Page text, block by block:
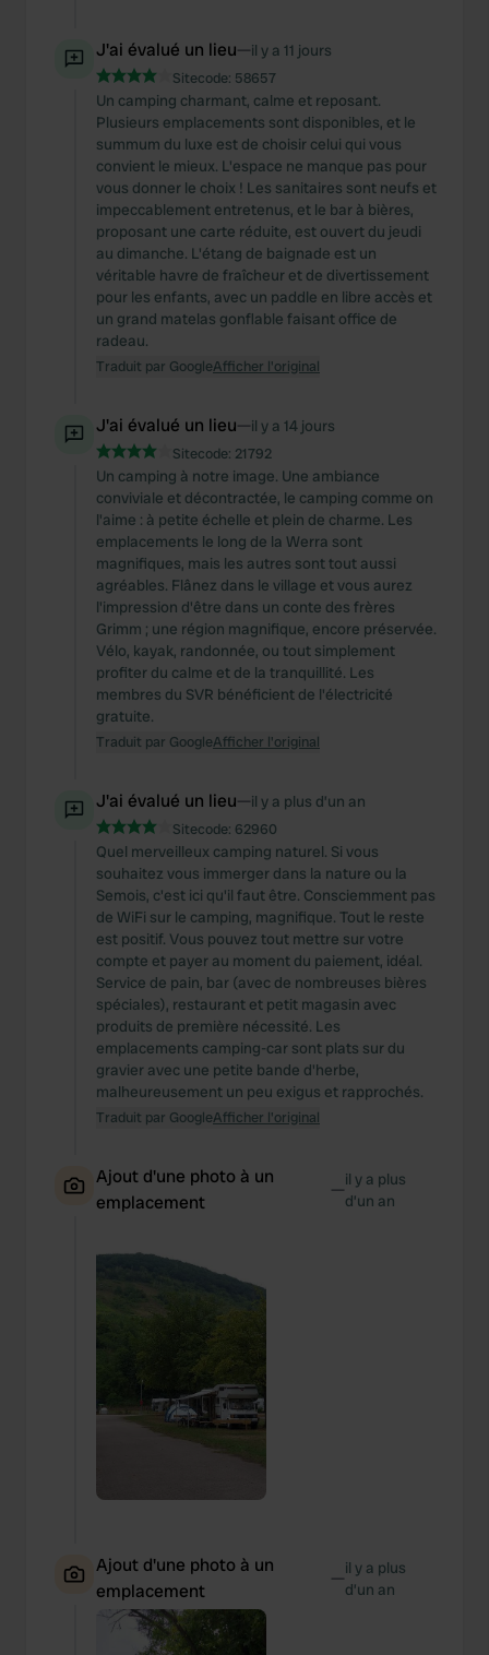
J'ai évalué un lieu—il y a 11 jours
Sitecode: 58657
Un camping charmant, calme et reposant.
Plusieurs emplacements sont disponibles, et le
summum du luxe est de choisir celui qui vous
convient le mieux. L'espace ne manque pas pour
vous donner le choix ! Les sanitaires sont neufs et
impeccablement entretenus, et le bar à bières,
proposant une carte réduite, est ouvert du jeudi
au dimanche. L'étang de baignade est un
véritable havre de fraîcheur et de divertissement
pour les enfants, avec un paddle en libre accès et
un grand matelas gonflable faisant office de
radeau.
Traduit par GoogleAfficher l'original
J'ai évalué un lieu—il y a 14 jours
Sitecode: 21792
Un camping à notre image. Une ambiance
conviviale et décontractée, le camping comme on
l'aime : à petite échelle et plein de charme. Les
emplacements le long de la Werra sont
magnifiques, mais les autres sont tout aussi
agréables. Flânez dans le village et vous aurez
l'impression d'être dans un conte des frères
Grimm ; une région magnifique, encore préservée.
Vélo, kayak, randonnée, ou tout simplement
profiter du calme et de la tranquillité. Les
membres du SVR bénéficient de l'électricité
gratuite.
Traduit par GoogleAfficher l'original
J'ai évalué un lieu—il y a plus d’un an
Sitecode: 62960
Quel merveilleux camping naturel. Si vous
souhaitez vous immerger dans la nature ou la
Semois, c'est ici qu'il faut être. Consciemment pas
de WiFi sur le camping, magnifique. Tout le reste
est positif. Vous pouvez tout mettre sur votre
compte et payer au moment du paiement, idéal.
Service de pain, bar (avec de nombreuses bières
spéciales), restaurant et petit magasin avec
produits de première nécessité. Les
emplacements camping-car sont plats sur du
gravier avec une petite bande d'herbe,
malheureusement un peu exigus et rapprochés.
Traduit par GoogleAfficher l'original
Ajout d'une photo à un
emplacement
—il y a plus
d’un an
Ajout d'une photo à un
emplacement
—il y a plus
d’un an